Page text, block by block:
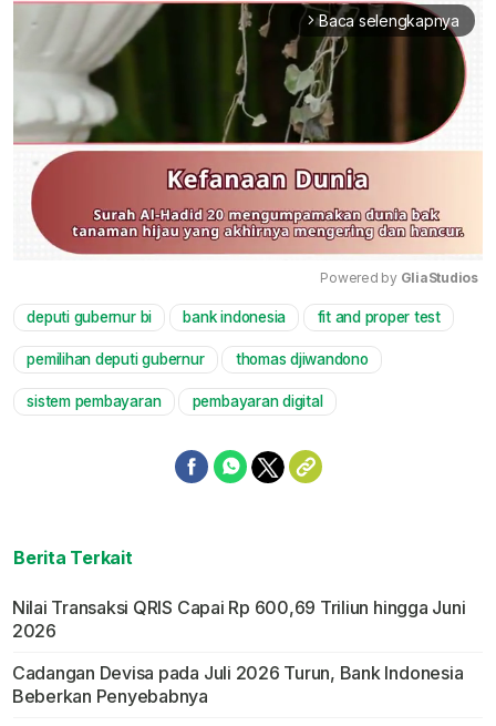
arrow_forward_ios Baca selengkapnya
Mute
Powered by GliaStudios
deputi gubernur bi bank indonesia fit and proper test
pemilihan deputi gubernur thomas djiwandono
sistem pembayaran pembayaran digital
Berita Terkait
Nilai Transaksi QRIS Capai Rp 600,69 Triliun hingga Juni
2026
Cadangan Devisa pada Juli 2026 Turun, Bank Indonesia
Beberkan Penyebabnya